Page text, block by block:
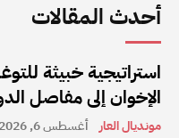
أحدث المقالات
استراتيجية خبيثة
الإخوان إلى مفاصل
مونديال العار أغسطس 6, 2026